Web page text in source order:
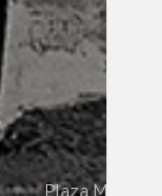
Plaza Mayor 4